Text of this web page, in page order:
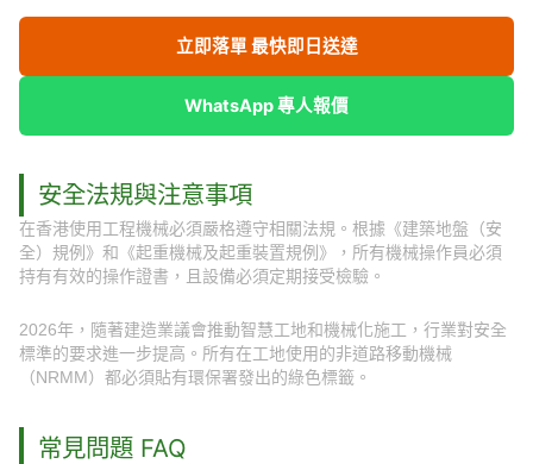
立即落單 最快即日送達
WhatsApp 專人報價
安全法規與注意事項
在香港使用工程機械必須嚴格遵守相關法規。根據《建築地盤（安
全）規例》和《起重機械及起重裝置規例》，所有機械操作員必須
持有有效的操作證書，且設備必須定期接受檢驗。
2026年，隨著建造業議會推動智慧工地和機械化施工，行業對安全
標準的要求進一步提高。所有在工地使用的非道路移動機械
（NRMM）都必須貼有環保署發出的綠色標籤。
常見問題 FAQ